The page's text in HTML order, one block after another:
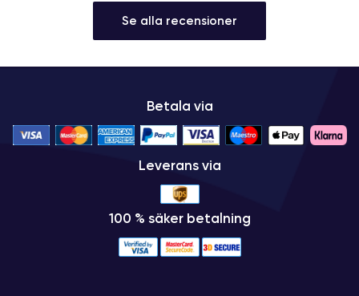
Se alla recensioner
Betala via
Leverans via
100 % säker betalning